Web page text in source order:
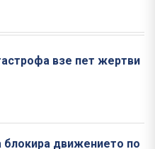
взе пет жертви
блокира движението по